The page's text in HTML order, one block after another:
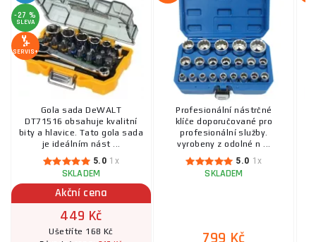
-27 %
SLEVA
SERVIS+
Gola sada DeWALT
DT71516 obsahuje kvalitní
bity a hlavice. Tato gola sada
je ideálním nást ...
5.0 1x
SKLADEM
Akční cena
449 Kč
Ušetříte 168 Kč
Profesionální nástrčné
klíče doporučované pro
profesionální služby.
vyrobeny z odolné n ...
5.0 1x
SKLADEM